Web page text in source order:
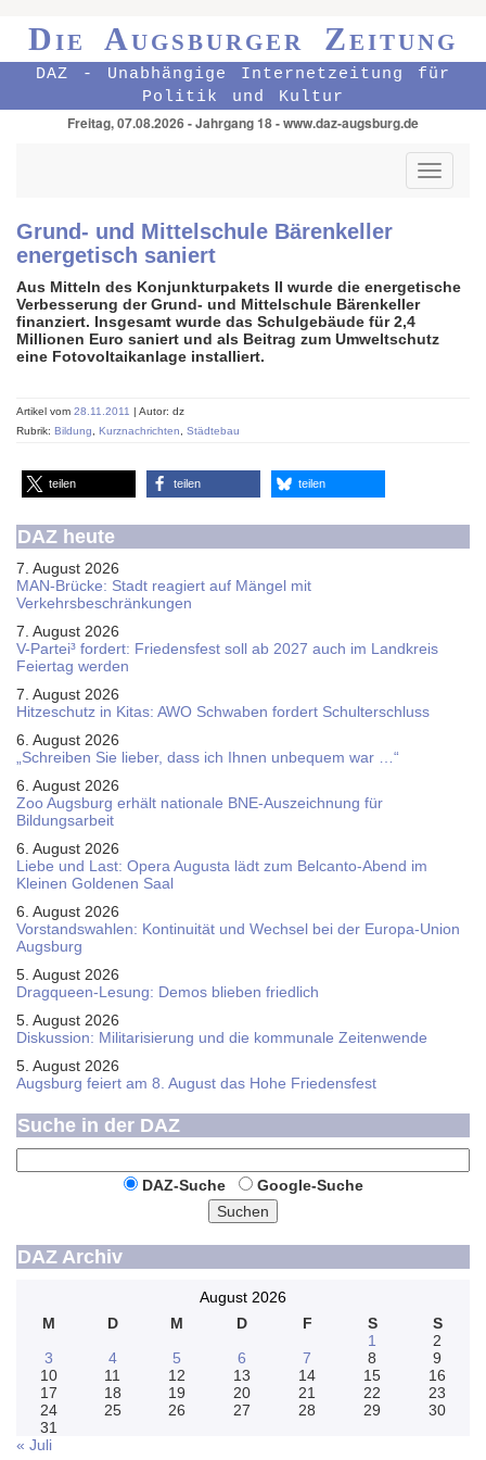
Die Augsburger Zeitung
DAZ - Unabhängige Internetzeitung für
Politik und Kultur
Freitag, 07.08.2026 - Jahrgang 18 - www.daz-augsburg.de
Toggle
Grund- und Mittelschule Bärenkeller
energetisch saniert
Aus Mitteln des Konjunkturpakets II wurde die energetische
Verbesserung der Grund- und Mittelschule Bärenkeller
finanziert. Insgesamt wurde das Schulgebäude für 2,4
Millionen Euro saniert und als Beitrag zum Umweltschutz
eine Fotovoltaikanlage installiert.
Artikel vom 28.11.2011 | Autor: dz
Rubrik: Bildung Kurznachrichten Städtebau
teilen teilen teilen
DAZ heute
7. August 2026
MAN-Brücke: Stadt reagiert auf Mängel mit
Verkehrsbeschränkungen
7. August 2026
V-Partei­³ fordert: Friedens­fest soll ab 2027 auch im Land­kreis
Feier­tag werden
7. August 2026
Hitzeschutz in Kitas: AWO Schwaben fordert Schulterschluss
6. August 2026
„Schreiben Sie lieber, dass ich Ihnen unbequem war …“
6. August 2026
Zoo Augsburg erhält nationale BNE-Auszeichnung für
Bildungsarbeit
6. August 2026
Liebe und Last: Opera Augusta lädt zum Belcanto-Abend im
Kleinen Goldenen Saal
6. August 2026
Vorstandswahlen: Kontinuität und Wechsel bei der Europa-Union
Augsburg
5. August 2026
Dragqueen-Lesung: Demos blieben friedlich
5. August 2026
Diskussion: Mi­li­ta­ri­sie­rung und die kommunale Zeitenwende
5. August 2026
Augsburg feiert am 8. August das Hohe Friedensfest
Suche in der DAZ
DAZ-Suche
Google-Suche
Suchen
DAZ Archiv
August 2026
M
D M D F S
S
1
2
3
4 5 6 7 8
9
10
11 12 13 14 15
16
17
18 19 20 21 22
23
24
25 26 27 28 29
30
31
« Juli